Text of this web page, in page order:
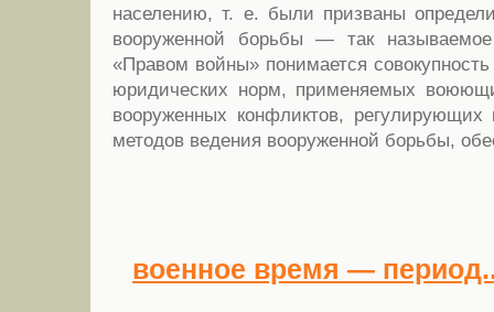
населению, т. е. были призваны
вооруженной борьбы — так
«Правом войны» понимается
юридических норм, применяемых
вооруженных конфликтов,
методов ведения вооруженной борьбы,
военное время —